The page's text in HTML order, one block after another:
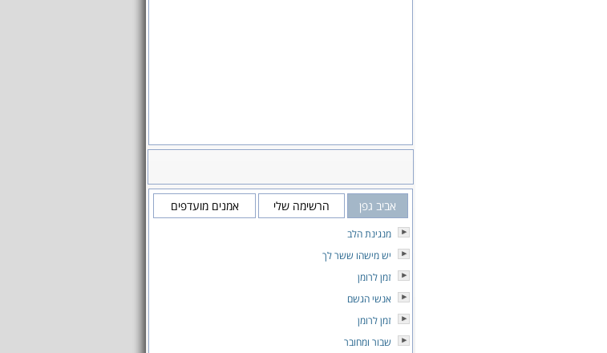
אביב גפן הרשימה שלי אמנים מועדפים
מנגינת הלב
יש מישהו ששר לך
זמן לרומן
אנשי הגשם
זמן לרומן
שבור ומחובר